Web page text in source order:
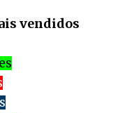
vendidos